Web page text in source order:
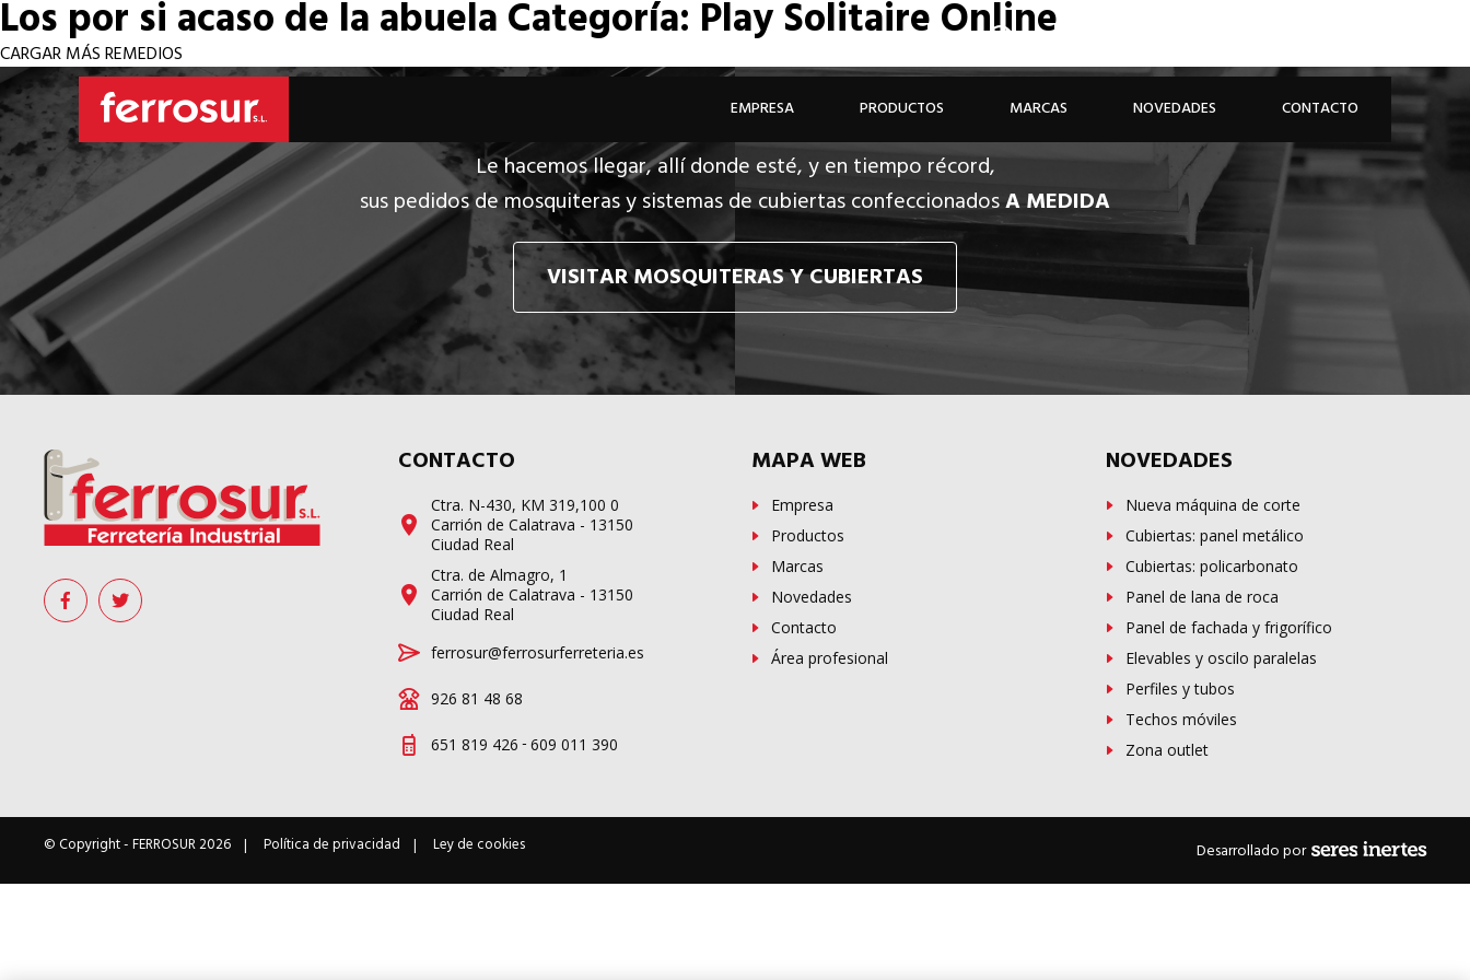
926 81 48 68
EMPRESA PRODUCTOS MARCAS NOVEDADES CONTACTO
Los por si acaso de la abuelaCategoría: Play Solitaire Online
CARGAR MÁS REMEDIOS
Le hacemos llegar, allí donde esté, y en tiempo récord,
sus pedidos de mosquiteras y sistemas de cubiertas confeccionadosA MEDIDA
VISITAR MOSQUITERAS Y CUBIERTAS
CONTACTO
Ctra. N-430, KM 319,100 0
Carrión de Calatrava - 13150
Ciudad Real
Ctra. de Almagro, 1
Carrión de Calatrava - 13150
Ciudad Real
ferrosur@ferrosurferreteria.es
926 81 48 68
651 819 426 - 609 011 390
MAPA WEB
Empresa
Productos
Marcas
Novedades
Contacto
Área profesional
NOVEDADES
Nueva máquina de corte
Cubiertas: panel metálico
Cubiertas: policarbonato
Panel de lana de roca
Panel de fachada y frigorífico
Elevables y oscilo paralelas
Perfiles y tubos
Techos móviles
Zona outlet
© Copyright -FERROSUR2026 Política de privacidad Ley de cookies Desarrollado por